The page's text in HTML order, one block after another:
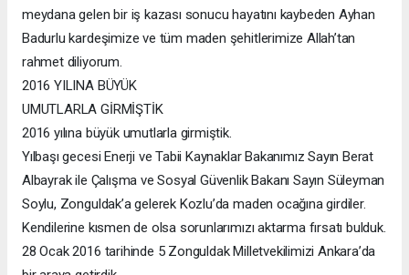
meydana gelen bir iş kazası sonucu hayatını kaybeden Ayhan
Badurlu kardeşimize ve tüm maden şehitlerimize Allah’tan
rahmet diliyorum.
2016 YILINA BÜYÜK
UMUTLARLA GİRMİŞTİK
2016 yılına büyük umutlarla girmiştik.
Yılbaşı gecesi Enerji ve Tabii Kaynaklar Bakanımız Sayın Berat
Albayrak ile Çalışma ve Sosyal Güvenlik Bakanı Sayın Süleyman
Soylu, Zonguldak’a gelerek Kozlu’da maden ocağına girdiler.
Kendilerine kısmen de olsa sorunlarımızı aktarma fırsatı bulduk.
28 Ocak 2016 tarihinde 5 Zonguldak Milletvekilimizi Ankara’da